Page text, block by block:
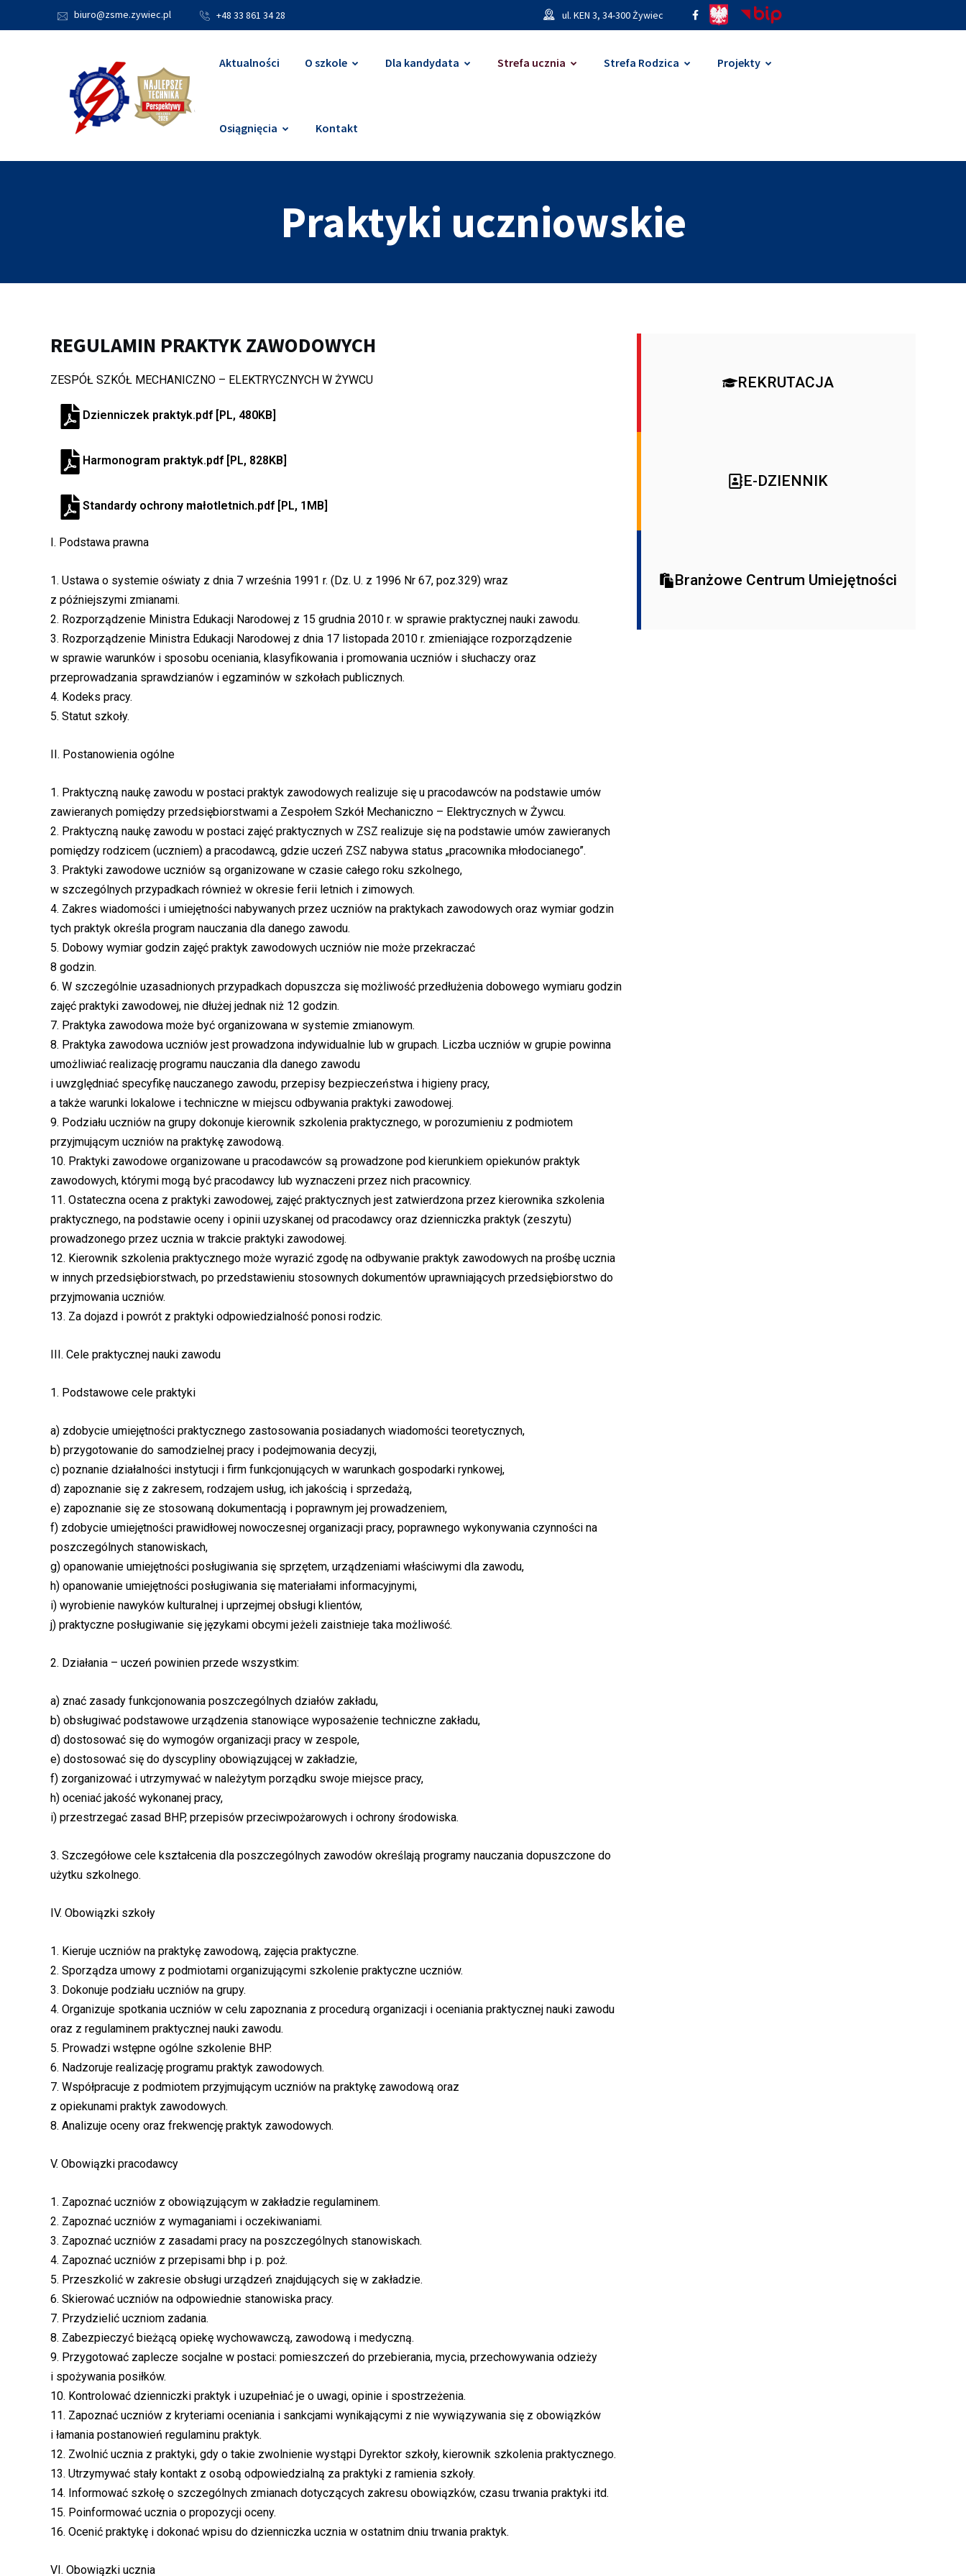
biuro@zsme.zywiec.pl +48 33 861 34 28 ul. KEN 3, 34-300 Żywiec
Aktualności O szkole Dla kandydata Strefa ucznia Strefa Rodzica Projekty
Osiągnięcia Kontakt
Praktyki uczniowskie
REGULAMIN PRAKTYK ZAWODOWYCH
ZESPÓŁ SZKÓŁ MECHANICZNO – ELEKTRYCZNYCH W ŻYWCU
Dzienniczek praktyk.pdf [PL, 480KB]
Harmonogram praktyk.pdf [PL, 828KB]
Standardy ochrony małotletnich.pdf [PL, 1MB]
I. Podstawa prawna
1. Ustawa o systemie oświaty z dnia 7 września 1991 r. (Dz. U. z 1996 Nr 67, poz.329) wraz
z późniejszymi zmianami.
2. Rozporządzenie Ministra Edukacji Narodowej z 15 grudnia 2010 r. w sprawie praktycznej nauki zawodu.
3. Rozporządzenie Ministra Edukacji Narodowej z dnia 17 listopada 2010 r. zmieniające rozporządzenie
w sprawie warunków i sposobu oceniania, klasyfikowania i promowania uczniów i słuchaczy oraz
przeprowadzania sprawdzianów i egzaminów w szkołach publicznych.
4. Kodeks pracy.
5. Statut szkoły.
II. Postanowienia ogólne
1. Praktyczną naukę zawodu w postaci praktyk zawodowych realizuje się u pracodawców na podstawie umów
zawieranych pomiędzy przedsiębiorstwami a Zespołem Szkół Mechaniczno – Elektrycznych w Żywcu.
2. Praktyczną naukę zawodu w postaci zajęć praktycznych w ZSZ realizuje się na podstawie umów zawieranych
pomiędzy rodzicem (uczniem) a pracodawcą, gdzie uczeń ZSZ nabywa status „pracownika młodocianego”.
3. Praktyki zawodowe uczniów są organizowane w czasie całego roku szkolnego,
w szczególnych przypadkach również w okresie ferii letnich i zimowych.
4. Zakres wiadomości i umiejętności nabywanych przez uczniów na praktykach zawodowych oraz wymiar godzin
tych praktyk określa program nauczania dla danego zawodu.
5. Dobowy wymiar godzin zajęć praktyk zawodowych uczniów nie może przekraczać
8 godzin.
6. W szczególnie uzasadnionych przypadkach dopuszcza się możliwość przedłużenia dobowego wymiaru godzin
zajęć praktyki zawodowej, nie dłużej jednak niż 12 godzin.
7. Praktyka zawodowa może być organizowana w systemie zmianowym.
8. Praktyka zawodowa uczniów jest prowadzona indywidualnie lub w grupach. Liczba uczniów w grupie powinna
umożliwiać realizację programu nauczania dla danego zawodu
i uwzględniać specyfikę nauczanego zawodu, przepisy bezpieczeństwa i higieny pracy,
a także warunki lokalowe i techniczne w miejscu odbywania praktyki zawodowej.
9. Podziału uczniów na grupy dokonuje kierownik szkolenia praktycznego, w porozumieniu z podmiotem
przyjmującym uczniów na praktykę zawodową.
10. Praktyki zawodowe organizowane u pracodawców są prowadzone pod kierunkiem opiekunów praktyk
zawodowych, którymi mogą być pracodawcy lub wyznaczeni przez nich pracownicy.
11. Ostateczna ocena z praktyki zawodowej, zajęć praktycznych jest zatwierdzona przez kierownika szkolenia
praktycznego, na podstawie oceny i opinii uzyskanej od pracodawcy oraz dzienniczka praktyk (zeszytu)
prowadzonego przez ucznia w trakcie praktyki zawodowej.
12. Kierownik szkolenia praktycznego może wyrazić zgodę na odbywanie praktyk zawodowych na prośbę ucznia
w innych przedsiębiorstwach, po przedstawieniu stosownych dokumentów uprawniających przedsiębiorstwo do
przyjmowania uczniów.
13. Za dojazd i powrót z praktyki odpowiedzialność ponosi rodzic.
III. Cele praktycznej nauki zawodu
1. Podstawowe cele praktyki
a) zdobycie umiejętności praktycznego zastosowania posiadanych wiadomości teoretycznych,
b) przygotowanie do samodzielnej pracy i podejmowania decyzji,
c) poznanie działalności instytucji i firm funkcjonujących w warunkach gospodarki rynkowej,
d) zapoznanie się z zakresem, rodzajem usług, ich jakością i sprzedażą,
e) zapoznanie się ze stosowaną dokumentacją i poprawnym jej prowadzeniem,
f) zdobycie umiejętności prawidłowej nowoczesnej organizacji pracy, poprawnego wykonywania czynności na
poszczególnych stanowiskach,
g) opanowanie umiejętności posługiwania się sprzętem, urządzeniami właściwymi dla zawodu,
h) opanowanie umiejętności posługiwania się materiałami informacyjnymi,
i) wyrobienie nawyków kulturalnej i uprzejmej obsługi klientów,
j) praktyczne posługiwanie się językami obcymi jeżeli zaistnieje taka możliwość.
2. Działania – uczeń powinien przede wszystkim:
a) znać zasady funkcjonowania poszczególnych działów zakładu,
b) obsługiwać podstawowe urządzenia stanowiące wyposażenie techniczne zakładu,
d) dostosować się do wymogów organizacji pracy w zespole,
e) dostosować się do dyscypliny obowiązującej w zakładzie,
f) zorganizować i utrzymywać w należytym porządku swoje miejsce pracy,
h) oceniać jakość wykonanej pracy,
i) przestrzegać zasad BHP, przepisów przeciwpożarowych i ochrony środowiska.
3. Szczegółowe cele kształcenia dla poszczególnych zawodów określają programy nauczania dopuszczone do
użytku szkolnego.
IV. Obowiązki szkoły
1. Kieruje uczniów na praktykę zawodową, zajęcia praktyczne.
2. Sporządza umowy z podmiotami organizującymi szkolenie praktyczne uczniów.
3. Dokonuje podziału uczniów na grupy.
4. Organizuje spotkania uczniów w celu zapoznania z procedurą organizacji i oceniania praktycznej nauki zawodu
oraz z regulaminem praktycznej nauki zawodu.
5. Prowadzi wstępne ogólne szkolenie BHP.
6. Nadzoruje realizację programu praktyk zawodowych.
7. Współpracuje z podmiotem przyjmującym uczniów na praktykę zawodową oraz
z opiekunami praktyk zawodowych.
8. Analizuje oceny oraz frekwencję praktyk zawodowych.
V. Obowiązki pracodawcy
1. Zapoznać uczniów z obowiązującym w zakładzie regulaminem.
2. Zapoznać uczniów z wymaganiami i oczekiwaniami.
3. Zapoznać uczniów z zasadami pracy na poszczególnych stanowiskach.
4. Zapoznać uczniów z przepisami bhp i p. poż.
5. Przeszkolić w zakresie obsługi urządzeń znajdujących się w zakładzie.
6. Skierować uczniów na odpowiednie stanowiska pracy.
7. Przydzielić uczniom zadania.
8. Zabezpieczyć bieżącą opiekę wychowawczą, zawodową i medyczną.
9. Przygotować zaplecze socjalne w postaci: pomieszczeń do przebierania, mycia, przechowywania odzieży
i spożywania posiłków.
10. Kontrolować dzienniczki praktyk i uzupełniać je o uwagi, opinie i spostrzeżenia.
11. Zapoznać uczniów z kryteriami oceniania i sankcjami wynikającymi z nie wywiązywania się z obowiązków
i łamania postanowień regulaminu praktyk.
12. Zwolnić ucznia z praktyki, gdy o takie zwolnienie wystąpi Dyrektor szkoły, kierownik szkolenia praktycznego.
13. Utrzymywać stały kontakt z osobą odpowiedzialną za praktyki z ramienia szkoły.
14. Informować szkołę o szczególnych zmianach dotyczących zakresu obowiązków, czasu trwania praktyki itd.
15. Poinformować ucznia o propozycji oceny.
16. Ocenić praktykę i dokonać wpisu do dzienniczka ucznia w ostatnim dniu trwania praktyk.
VI. Obowiązki ucznia
REKRUTACJA
E-DZIENNIK
Branżowe Centrum Umiejętności